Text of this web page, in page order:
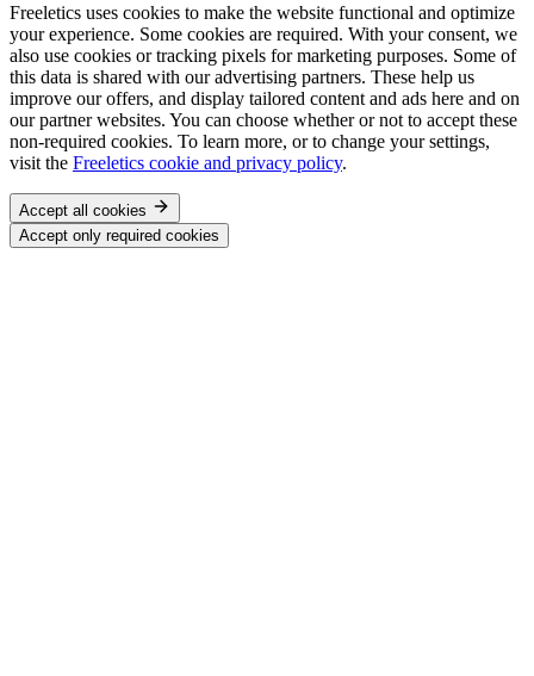
Freeletics uses cookies to make the website functional and optimize
your experience. Some cookies are required. With your consent, we
also use cookies or tracking pixels for marketing purposes. Some of
this data is shared with our advertising partners. These help us
improve our offers, and display tailored content and ads here and on
our partner websites. You can choose whether or not to accept these
non-required cookies. To learn more, or to change your settings,
visit the Freeletics cookie and privacy policy.
Accept all cookies
Accept only required cookies